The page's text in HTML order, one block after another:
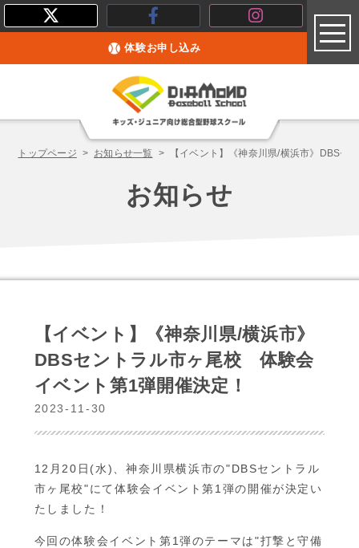
体験お申し込み
トップページ お知らせ一覧 【イベント】《神奈川県/横浜市》DBS
お知らせ
【イベント】《神奈川県/横浜市》
DBSセントラル市ヶ尾校 体験会
イベント第1弾開催決定！
2023-11-30
12月20日(水)、神奈川県横浜市の"DBSセントラル
市ヶ尾校"にて体験会イベント第1弾の開催が決定い
たしました！
今回の体験会イベント第1弾のテーマは"打撃と守備